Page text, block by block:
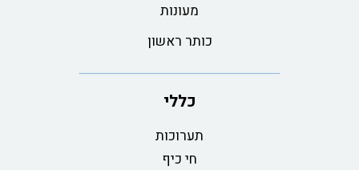
מעונות
כותר ראשון
כללי
תערוכות
חי כיף